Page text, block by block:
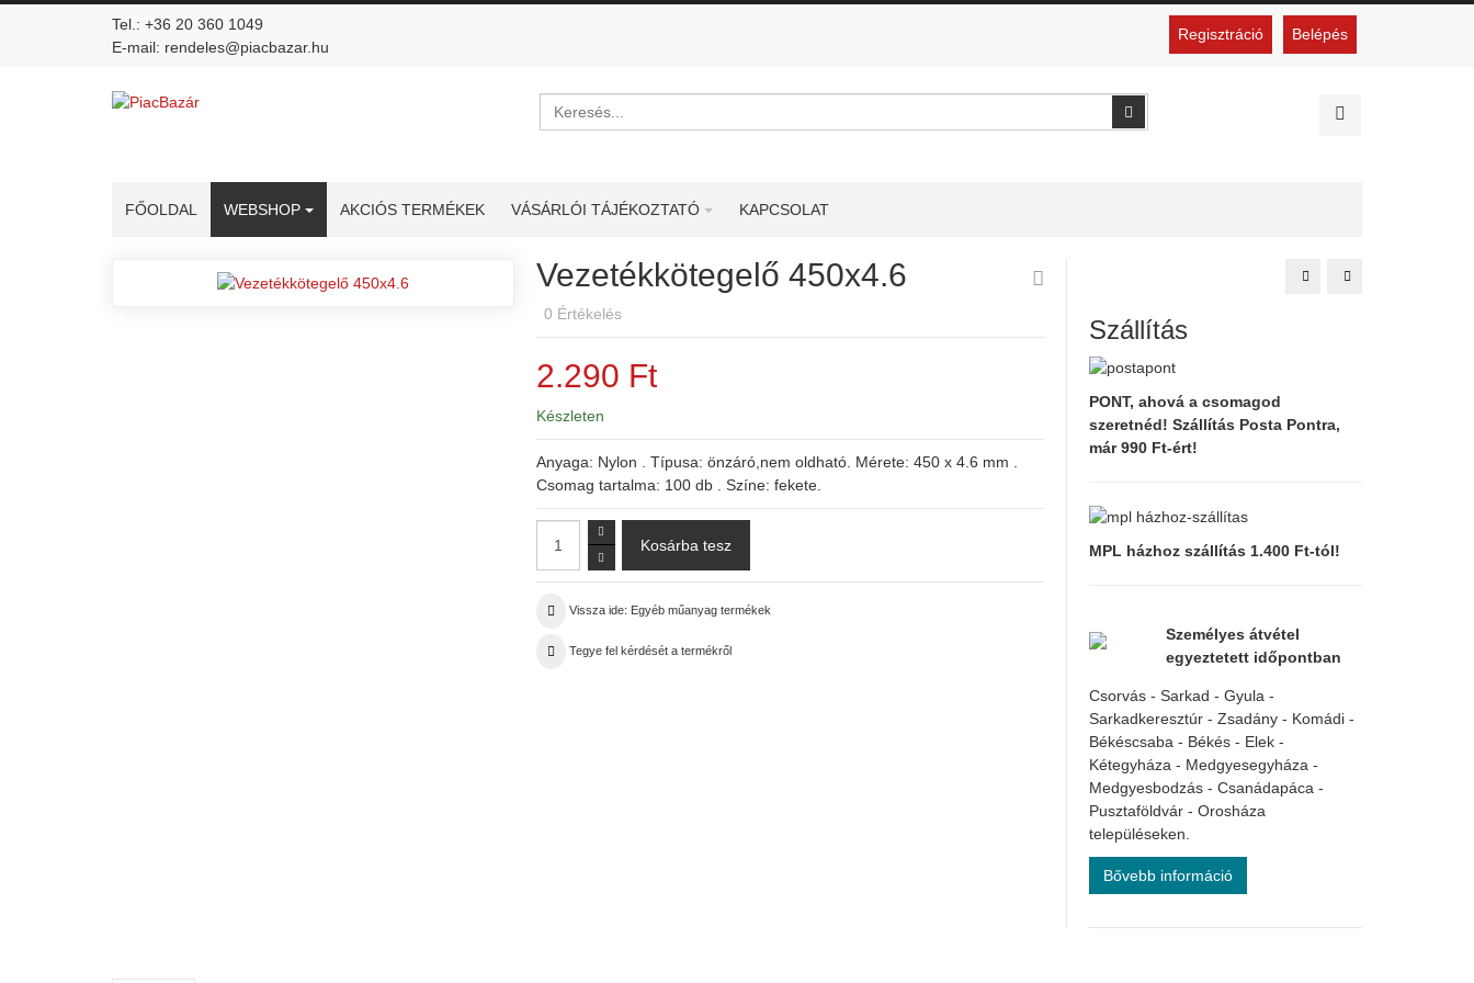
Tel.: +36 20 360 1049
E-mail: rendeles@piacbazar.hu
Regisztráció Belépés
Keresés
FŐOLDAL WEBSHOP AKCIÓS TERMÉKEK VÁSÁRLÓI TÁJÉKOZTATÓ KAPCSOLAT
Vezetékkötegelő 450x4.6
0 Értékelés
2.290 Ft
Készleten
Anyaga: Nylon . Típusa: önzáró,nem oldható. Mérete: 450 x 4.6 mm .
Csomag tartalma: 100 db . Színe: fekete.
Vissza ide: Egyéb műanyag termékek
Tegye fel kérdését a termékről
ZsámolySajtosrúd
Szállítás
PONT, ahová a csomagod
szeretnéd! Szállítás Posta Pontra,
már 990 Ft-ért!
MPL házhoz szállítás 1.400 Ft-tól!
Személyes átvétel
egyeztetett időpontban
Csorvás - Sarkad - Gyula -
Sarkadkeresztúr - Zsadány - Komádi -
Békéscsaba - Békés - Elek -
Kétegyháza - Medgyesegyháza -
Medgyesbodzás - Csanádapáca -
Pusztaföldvár - Orosháza
településeken.
Bővebb információ